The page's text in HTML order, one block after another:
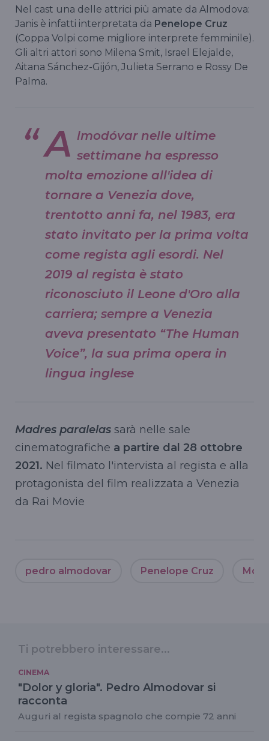
Nel cast una delle attrici più amate da Almodova:
Janis è infatti interpretata da Penelope Cruz
(Coppa Volpi come migliore interprete femminile).
Gli altri attori sono Milena Smit, Israel Elejalde,
Aitana Sánchez-Gijón, Julieta Serrano e Rossy De
Palma.
A lmodóvar nelle ultime
settimane ha espresso
molta emozione all'idea di
tornare a Venezia dove,
trentotto anni fa, nel 1983, era
stato invitato per la prima volta
come regista agli esordi. Nel
2019 al regista è stato
riconosciuto il Leone d'Oro alla
carriera; sempre a Venezia
aveva presentato “The Human
Voice”, la sua prima opera in
lingua inglese
Madres paralelas sarà nelle sale
cinematografiche a partire dal 28 ottobre
2021. Nel filmato l'intervista al regista e alla
protagonista del film realizzata a Venezia
da Rai Movie
pedro almodovar Penelope Cruz
Ti potrebbero interessare...
CINEMA
"Dolor y gloria". Pedro Almodovar si
racconta
Auguri al regista spagnolo che compie 72 anni